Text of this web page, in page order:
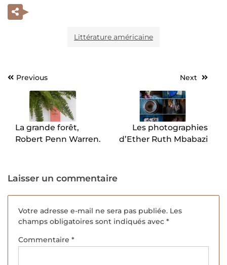
Littérature américaine
Navigation
l’article
Previous
La grande forêt,
Robert Penn Warren.
Next
Les photographies
d’Ether Ruth Mbabazi
Laisser un commentaire
Votre adresse e-mail ne sera pas publiée. Les
champs obligatoires sont indiqués avec *
Commentaire *